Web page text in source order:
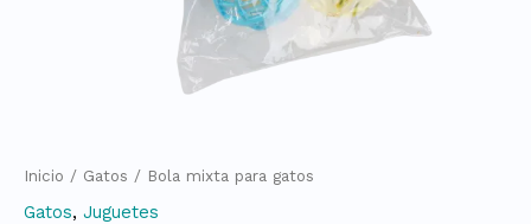
Inicio / Gatos / Bola mixta para gatos
Gatos, Juguetes